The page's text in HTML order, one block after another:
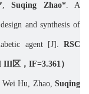
Suqing Zhao*. A
and synthesis of
agent [J]. RSC
III区， IF=3.361）
Wei Hu, Zhao, Suqing